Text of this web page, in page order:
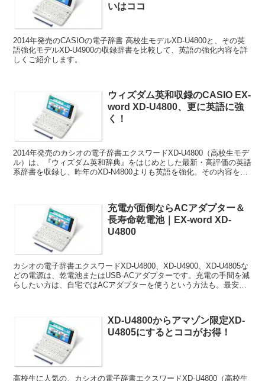
いはココ
2014年発売のCASIOの電子辞書 高校生モデルXD-U4800と、その英
語強化モデルXD-U4900の収録辞書を比較して、英語の強化内容を詳
しくご紹介します。
ウィズダム英和収録のCASIO EX-
word XD-U4800、更に英語に強
く！
2014年発売のカシオの電子辞書エクスワードXD-U4800（高校生モデ
ル）は、『ウィズダム英和辞典』をはじめとした最新・高評価の英語
系辞書を収録し、昨年のXD-N4800よりも英語を強化。その内容を詳
充電が面倒ならACアダプター＆
長寿命乾電池｜EX-word XD-
U4800
カシオの電子辞書エクスワードXD-U4800、XD-U4900、XD-U4805な
どの電源は、乾電池またはUSB-ACアダプターです。充電の手間を減
らしたい方は、自宅ではACアダプターを使うという方法も。最安値
XD-U4800からアマゾン限定XD-
U4805にするとココがお得！
高校生に人気の、カシオの電子辞書エクスワードXD-U4800（高校生